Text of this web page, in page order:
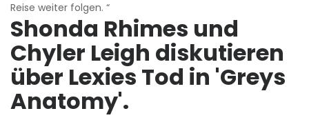
Reise weiter folgen. “
Shonda Rhimes und
Chyler Leigh diskutieren
über Lexies Tod in 'Greys
Anatomy'.